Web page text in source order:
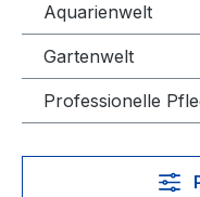
Aquarienwelt
Gartenwelt
Professionelle